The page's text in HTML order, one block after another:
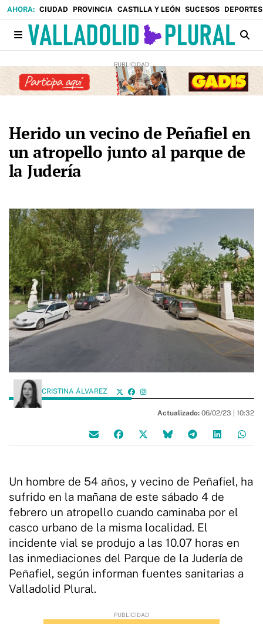
CIUDAD PROVINCIA CASTILLA Y LEÓN SUCESOS DEPORTES
Herido un vecino de Peñafiel en
un atropello junto al parque de
la Judería
CRISTINA ÁLVAREZ
Actualizado: 06/02/23 | 10:32
Un hombre de 54 años, y vecino de Peñafiel, ha
sufrido en la mañana de este sábado 4 de
febrero un atropello cuando caminaba por el
casco urbano de la misma localidad. El
incidente vial se produjo a las 10.07 horas en
las inmediaciones del Parque de la Judería de
Peñafiel, según informan fuentes sanitarias a
Valladolid Plural.